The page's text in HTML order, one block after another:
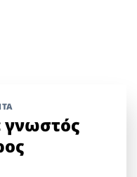
γνωστός